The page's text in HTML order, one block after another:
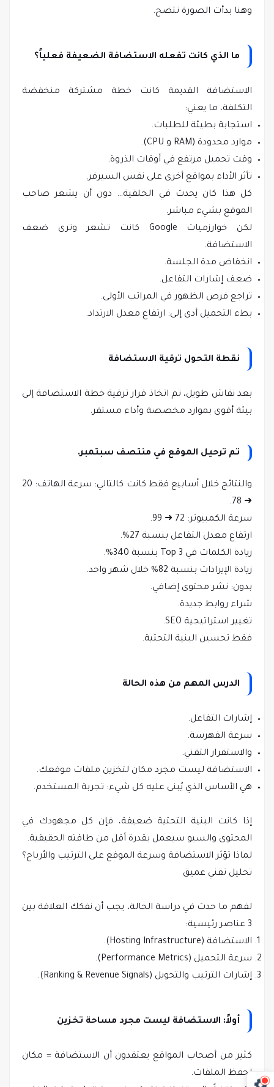
وهنا بدأت الصورة تتضح.
ما الذي كانت تفعله الاستضافة الضعيفة فعلياً؟
الاستضافة القديمة كانت خطة مشتركة منخفضة
التكلفة، ما يعني:
استجابة بطيئة للطلبات.
موارد محدودة (RAM و CPU).
وقت تحميل مرتفع في أوقات الذروة.
تأثر الأداء بمواقع أخرى على نفس السيرفر.
كل هذا كان يحدث في الخلفية… دون أن يشعر صاحب
الموقع بشيء مباشر.
لكن خوارزميات Google كانت تشعر وترى ضعف
الاستضافة.
انخفاض مدة الجلسة.
ضعف إشارات التفاعل.
تراجع فرص الظهور في المراتب الأولى.
بطء التحميل أدى إلى: ارتفاع معدل الارتداد.
نقطة التحول ترقية الاستضافة
بعد نقاش طويل، تم اتخاذ قرار ترقية خطة الاستضافة إلى
بيئة أقوى بموارد مخصصة وأداء مستقر.
تم ترحيل الموقع في منتصف سبتمبر.
والنتائج خلال أسابيع فقط كانت كالتالي: سرعة الهاتف: 20
➜ 78.
سرعة الكمبيوتر: 72 ➜ 99.
ارتفاع معدل التفاعل بنسبة 27%.
زيادة الكلمات في Top 3 بنسبة 340%.
زيادة الإيرادات بنسبة 82% خلال شهر واحد.
بدون: نشر محتوى إضافي.
شراء روابط جديدة.
تغيير استراتيجية SEO.
فقط تحسين البنية التحتية.
الدرس المهم من هذه الحالة
إشارات التفاعل.
سرعة الفهرسة.
والاستقرار التقني.
الاستضافة ليست مجرد مكان لتخزين ملفات موقعك.
هي الأساس الذي يُبنى عليه كل شيء: تجربة المستخدم.
إذا كانت البنية التحتية ضعيفة، فإن كل مجهودك في
المحتوى والسيو سيعمل بقدرة أقل من طاقته الحقيقية.
لماذا تؤثر الاستضافة وسرعة الموقع على الترتيب والأرباح؟
تحليل تقني عميق
لفهم ما حدث في دراسة الحالة، يجب أن نفكك العلاقة بين
3 عناصر رئيسية:
الاستضافة (Hosting Infrastructure).
سرعة التحميل (Performance Metrics).
إشارات الترتيب والتحويل (Ranking & Revenue Signals).
أولاً: الاستضافة ليست مجرد مساحة تخزين
كثير من أصحاب المواقع يعتقدون أن الاستضافة = مكان
لحفظ الملفات.